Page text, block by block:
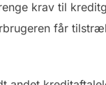
krav til
får